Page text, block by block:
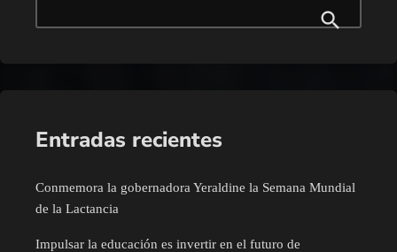
Entradas recientes
Conmemora la gobernadora Yeraldine la Semana Mundial
de la Lactancia
Impulsar la educación es invertir en el futuro de